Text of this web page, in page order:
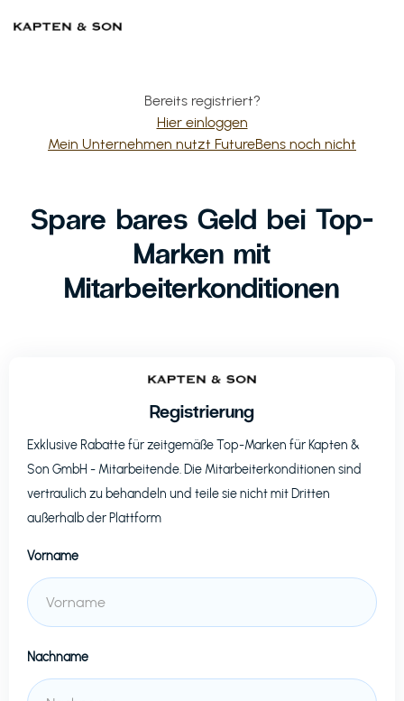
Bereits registriert?
Hier einloggen
Mein Unternehmen nutzt FutureBens noch nicht
Spare bares Geld bei Top-
Marken mit
Mitarbeiterkonditionen
Registrierung
Exklusive Rabatte für zeitgemäße Top-Marken für Kapten &
Son GmbH - Mitarbeitende. Die Mitarbeiterkonditionen sind
vertraulich zu behandeln und teile sie nicht mit Dritten
außerhalb der Plattform
Vorname
Nachname